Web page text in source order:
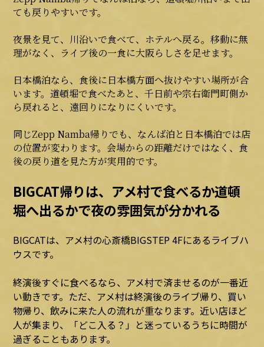
ても戻りやすいです。
夜景を見て、川沿いで食べて、ホテルへ戻る。移動に無
理がなく、ライブ後の一食に大阪らしさを足せます。
日本橋泊なら、食後に日本橋方面へ抜けやすい場所が合
います。道頓堀で食べたあと、千日前や宗右衛門町側か
ら戻れると、遠回りになりにくいです。
同じZepp Namba帰りでも、なんば泊と日本橋泊では店
の位置が変わります。会場からの距離だけではなく、食
後の戻り道を見た方が実用的です。
BIGCAT帰りは、アメ村で食べるか道頓
堀へ出るかで夜の雰囲気が分かれる
BIGCATは、アメ村の心斎橋BIGSTEP4Fにあるライブハ
ウスです。
終演後すぐに食べるなら、アメ村で済ませるのが一番近
い動きです。ただ、アメ村は終演後のライブ帰り、買い
物帰り、飲みに来た人の流れが重なります。近い店ほど
人が集まり、「どこ入る？」と迷っているうちに時間が
過ぎることもあります。